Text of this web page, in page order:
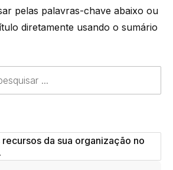
pelas palavras-chave abaixo ou
diretamente usando o sumário
da sua organização no